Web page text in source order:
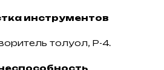
инструментов
толуол, Р-4.